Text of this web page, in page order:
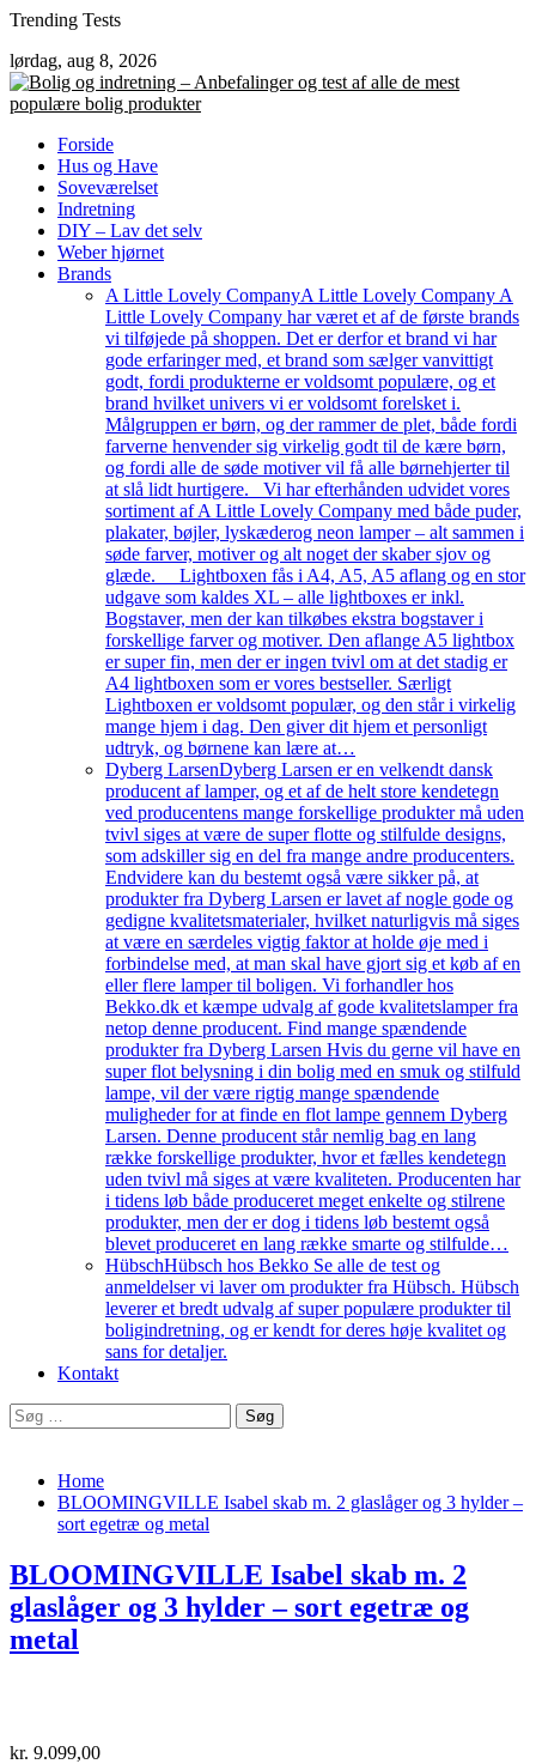
Skip
content
Trending Tests
lørdag, aug 8, 2026
Forside
Hus og Have
Soveværelset
Indretning
DIY – Lav det selv
Weber hjørnet
Brands
A Little Lovely CompanyA Little Lovely Company A
Little Lovely Company har været et af de første brands
vi tilføjede på shoppen. Det er derfor et brand vi har
gode erfaringer med, et brand som sælger vanvittigt
godt, fordi produkterne er voldsomt populære, og et
brand hvilket univers vi er voldsomt forelsket i.
Målgruppen er børn, og der rammer de plet, både fordi
farverne henvender sig virkelig godt til de kære børn,
og fordi alle de søde motiver vil få alle børnehjerter til
at slå lidt hurtigere. Vi har efterhånden udvidet vores
sortiment af A Little Lovely Company med både puder,
plakater, bøjler, lyskæderog neon lamper – alt sammen i
søde farver, motiver og alt noget der skaber sjov og
glæde. Lightboxen fås i A4, A5, A5 aflang og en stor
udgave som kaldes XL – alle lightboxes er inkl.
Bogstaver, men der kan tilkøbes ekstra bogstaver i
forskellige farver og motiver. Den aflange A5 lightbox
er super fin, men der er ingen tvivl om at det stadig er
A4 lightboxen som er vores bestseller. Særligt
Lightboxen er voldsomt populær, og den står i virkelig
mange hjem i dag. Den giver dit hjem et personligt
udtryk, og børnene kan lære at…
Dyberg LarsenDyberg Larsen er en velkendt dansk
producent af lamper, og et af de helt store kendetegn
ved producentens mange forskellige produkter må uden
tvivl siges at være de super flotte og stilfulde designs,
som adskiller sig en del fra mange andre producenters.
Endvidere kan du bestemt også være sikker på, at
produkter fra Dyberg Larsen er lavet af nogle gode og
gedigne kvalitetsmaterialer, hvilket naturligvis må siges
at være en særdeles vigtig faktor at holde øje med i
forbindelse med, at man skal have gjort sig et køb af en
eller flere lamper til boligen. Vi forhandler hos
Bekko.dk et kæmpe udvalg af gode kvalitetslamper fra
netop denne producent. Find mange spændende
produkter fra Dyberg Larsen Hvis du gerne vil have en
super flot belysning i din bolig med en smuk og stilfuld
lampe, vil der være rigtig mange spændende
muligheder for at finde en flot lampe gennem Dyberg
Larsen. Denne producent står nemlig bag en lang
række forskellige produkter, hvor et fælles kendetegn
uden tvivl må siges at være kvaliteten. Producenten har
i tidens løb både produceret meget enkelte og stilrene
produkter, men der er dog i tidens løb bestemt også
blevet produceret en lang række smarte og stilfulde…
HübschHübsch hos Bekko Se alle de test og
anmeldelser vi laver om produkter fra Hübsch. Hübsch
leverer et bredt udvalg af super populære produkter til
boligindretning, og er kendt for deres høje kvalitet og
sans for detaljer.
Kontakt
Søg
efter:
Home
BLOOMINGVILLE Isabel skab m. 2 glaslåger og 3 hylder –
sort egetræ og metal
BLOOMINGVILLE Isabel skab m. 2
glaslåger og 3 hylder – sort egetræ og
metal
kr. 9.099,00